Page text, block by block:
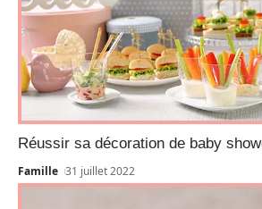
Réussir sa décoration de baby
Famille 31 juillet 2022